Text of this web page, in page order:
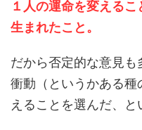
１人の運命を変える
生まれたこと。
だから否定的な意見
衝動（というかある
えることを選んだ、と